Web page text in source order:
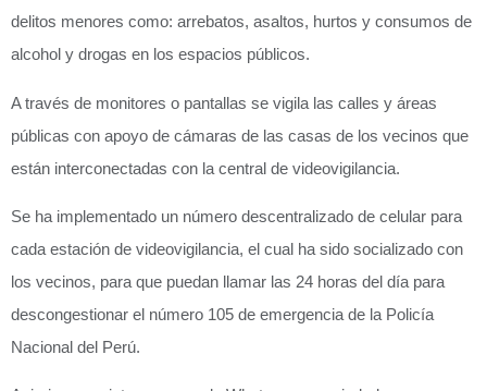
delitos menores como: arrebatos, asaltos, hurtos y consumos de
alcohol y drogas en los espacios públicos.
A través de monitores o pantallas se vigila las calles y áreas
públicas con apoyo de cámaras de las casas de los vecinos que
están interconectadas con la central de videovigilancia.
Se ha implementado un número descentralizado de celular para
cada estación de videovigilancia, el cual ha sido socializado con
los vecinos, para que puedan llamar las 24 horas del día para
descongestionar el número 105 de emergencia de la Policía
Nacional del Perú.